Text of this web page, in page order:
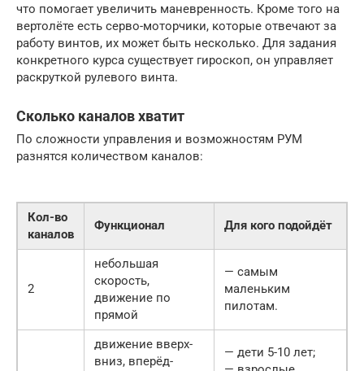
что помогает увеличить маневренность. Кроме того на
вертолёте есть серво-моторчики, которые отвечают за
работу винтов, их может быть несколько. Для задания
конкретного курса существует гироскоп, он управляет
раскруткой рулевого винта.
Сколько каналов хватит
По сложности управления и возможностям РУМ
разнятся количеством каналов:
Кол-во
каналов
Функционал Для кого подойдёт
2
небольшая
скорость,
движение по
прямой
— самым
маленьким
пилотам.
движение вверх-
вниз, вперёд-
— дети 5-10 лет;